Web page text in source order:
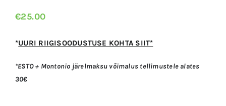
€25.00
*UURI RIIGISOODUSTUSE KOHTA SIIT*
*ESTO + Montonio järelmaksu võimalus tellimustele alates
30€